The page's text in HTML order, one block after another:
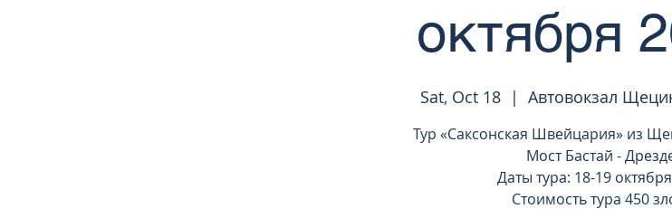
октября
Sat, Oct 18
  |
Автовокзал
Тур «Саксонская Швейцария» из
Мост Бастай -
Даты тура: 18-19
Стоимость тура 450